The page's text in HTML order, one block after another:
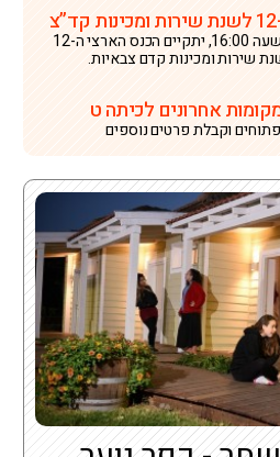
בתאריך 16.9.26, שעה 16:00, יתקיים הכנס הארצי ה-12
שירות ומכינות קדם צבאיות.
אחרונים לכיתה ט
וקבלת פרטים נוספים